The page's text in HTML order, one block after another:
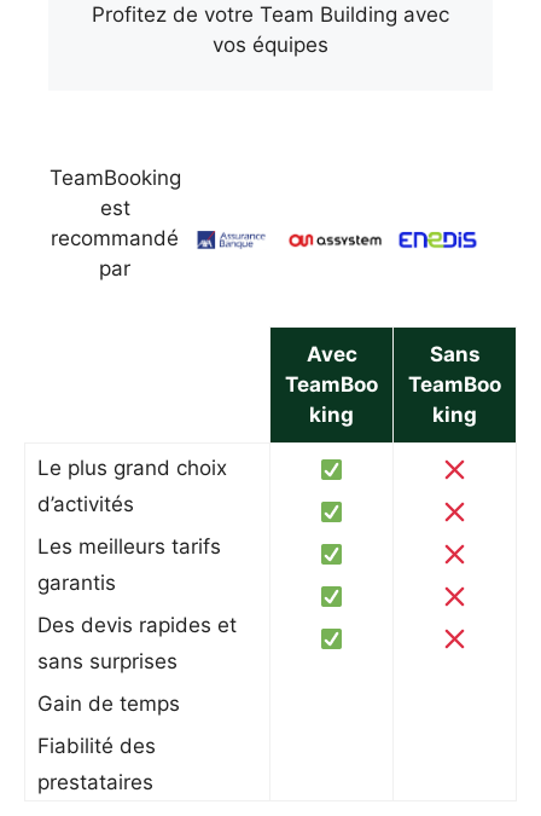
Profitez de votre Team Building avec
vos équipes
TeamBooking
est
recommandé
par
Avec
TeamBoo
king
Sans
TeamBoo
king
Le plus grand choix
d’activités
Les meilleurs tarifs
garantis
Des devis rapides et
sans surprises
Gain de temps
Fiabilité des
prestataires